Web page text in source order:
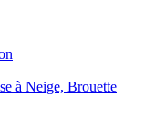
à Neige, Brouette